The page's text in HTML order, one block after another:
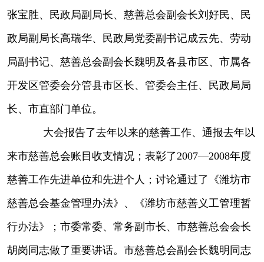
张宝胜、民政局副局长、慈善总会副会长刘好民、民
政局副局长高瑞华、民政局党委副书记成云先、劳动
局副书记、慈善总会副会长魏明及各县市区、市属各
开发区管委会分管县市区长、管委会主任、民政局局
长、市直部门单位。
大会报告了去年以来的慈善工作、通报去年以
来市慈善总会账目收支情况；表彰了2007—2008年度
慈善工作先进单位和先进个人；讨论通过了《潍坊市
慈善总会基金管理办法》、《潍坊市慈善义工管理暂
行办法》；市委常委、常务副市长、市慈善总会会长
胡岗同志做了重要讲话。市慈善总会副会长魏明同志